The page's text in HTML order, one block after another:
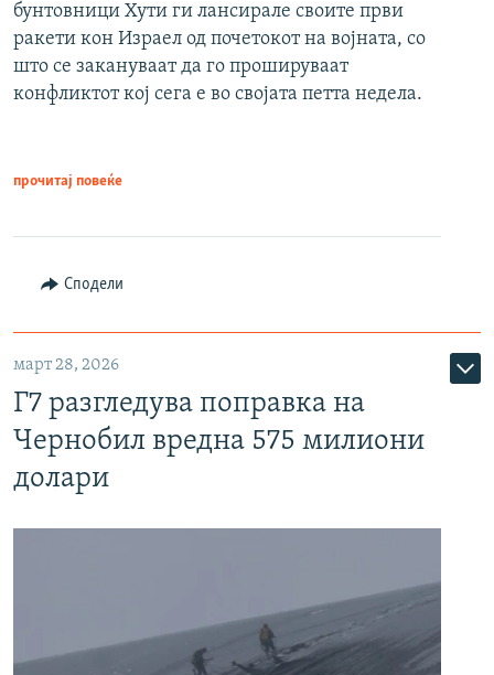
бунтовници Хути ги лансирале своите први
ракети кон Израел од почетокот на војната, со
што се закануваат да го прошируваат
конфликтот кој сега е во својата петта недела.
прочитај повеќе
Сподели
март 28, 2026
Г7 разгледува поправка на
Чернобил вредна 575 милиони
долари